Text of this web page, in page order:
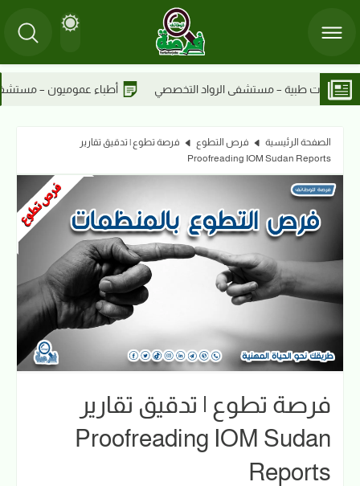
أطباء عموميون – مستشفى الرواد التخصصي نواب أخصائيين
الصفحة الرئيسية فرص التطوع
فرصة تطوع | تدقيق تقارير
Proofreading IOM Sudan Reports
فرصة تطوع | تدقيق تقارير
Proofreading IOM Sudan
Reports